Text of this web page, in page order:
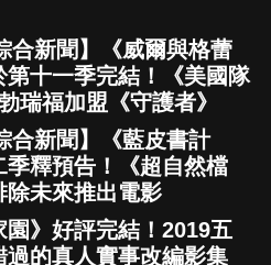
合新聞】《威爾與格蕾
第十一季完結！《美國隊
瑞福加盟《守護者》
合新聞】《藍皮書計
季釋預告！《超自然檔
除未來推出電影
園》好評完結！2019五
過的真人實事改編影集